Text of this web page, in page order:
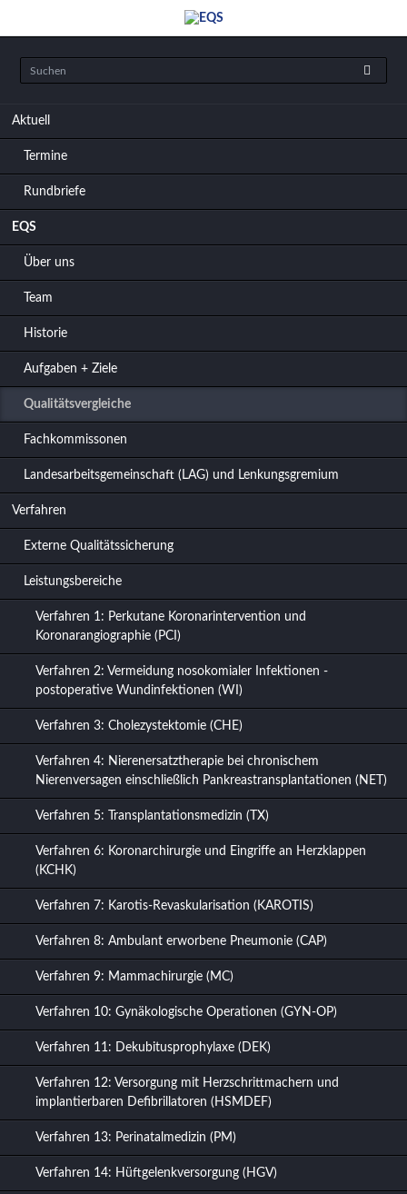
Navigation
Aktuell
Termine
Rundbriefe
EQS
Über uns
Team
Historie
Aufgaben + Ziele
Qualitätsvergleiche
Fachkommissonen
Landesarbeitsgemeinschaft (LAG) und Lenkungsgremium
Verfahren
Externe Qualitätssicherung
Leistungsbereiche
Verfahren 1: Perkutane Koronarintervention und
Koronarangiographie (PCI)
Verfahren 2: Vermeidung nosokomialer Infektionen -
postoperative Wundinfektionen (WI)
Verfahren 3: Cholezystektomie (CHE)
Verfahren 4: Nierenersatztherapie bei chronischem
Nierenversagen einschließlich Pankreastransplantationen (NET)
Verfahren 5: Transplantationsmedizin (TX)
Verfahren 6: Koronarchirurgie und Eingriffe an Herzklappen
(KCHK)
Verfahren 7: Karotis-Revaskularisation (KAROTIS)
Verfahren 8: Ambulant erworbene Pneumonie (CAP)
Verfahren 9: Mammachirurgie (MC)
Verfahren 10: Gynäkologische Operationen (GYN-OP)
Verfahren 11: Dekubitusprophylaxe (DEK)
Verfahren 12: Versorgung mit Herzschrittmachern und
implantierbaren Defibrillatoren (HSMDEF)
Verfahren 13: Perinatalmedizin (PM)
Verfahren 14: Hüftgelenkversorgung (HGV)